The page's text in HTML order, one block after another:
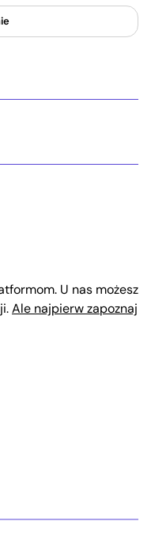
U nas możesz
Ale najpierw zapoznaj